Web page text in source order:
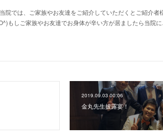
院では、ご家族やお友達をご紹介していただくとご紹介者
もしご家族やお友達でお身体が辛い方が居ましたら当院
2019.09.03 00:06
金丸先生披露宴！